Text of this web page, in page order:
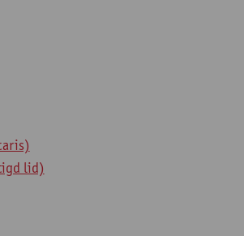
lid)